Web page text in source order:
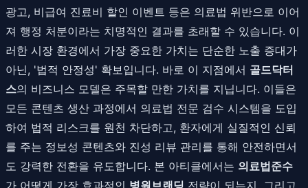
광고, 비급여 진료비 할인 이벤트 등은 의료법 위반으로 이어
져 행정 처분이라는 치명적인 결과를 초래할 수 있습니다. 이
러한 시장 환경에서 가장 중요한 가치는 단순한 노출 증대가
아닌, '법적 안정성' 확보입니다. 바로 이 지점에서 골드닥터
스의 비즈니스 모델은 주목할 만한 가치를 지닙니다. 이들은
모든 콘텐츠 생산 과정에서 의료법 전문 검수 시스템을 도입
하여 법적 리스크를 원천 차단하고, 환자에게 실질적인 신뢰
를 주는 정보성 콘텐츠와 진성 리뷰 관리를 통해 안전하면서
도 강력한 전환을 유도합니다. 본 아티클에서는 의료법준수
가 어떻게 가장 효과적인 병원브랜딩 전략이 되는지, 그리고